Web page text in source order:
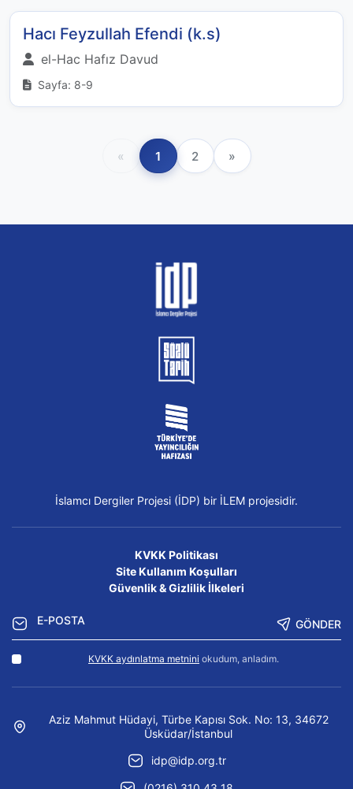
Hacı Feyzullah Efendi (k.s)
el-Hac Hafız Davud
Sayfa: 8-9
« 1 2 »
İslamcı Dergiler Projesi (İDP) bir İLEM projesidir.
KVKK Politikası
Site Kullanım Koşulları
Güvenlik & Gizlilik İlkeleri
GÖNDER
KVKK aydınlatma metnini okudum, anladım.
Aziz Mahmut Hüdayi, Türbe Kapısı Sok. No: 13, 34672
Üsküdar/İstanbul
idp@idp.org.tr